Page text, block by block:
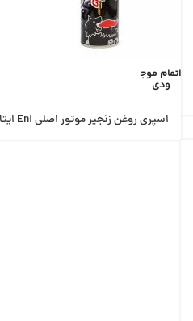
اتمام موج
ودی
اسپری روغن زنجیر موتور اصلی Eni ایتالیا